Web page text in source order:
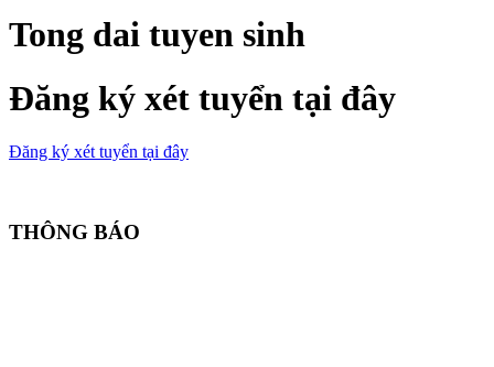
Tong dai tuyen sinh
Đăng ký xét tuyển tại đây
Đăng ký xét tuyển tại đây
THÔNG BÁO